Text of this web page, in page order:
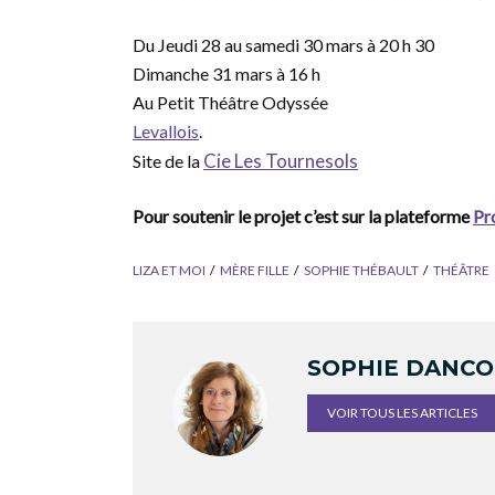
Du Jeudi 28 au samedi 30 mars à 20 h 30
Dimanche 31 mars à 16 h
Au Petit Théâtre Odyssée
Levallois.
Site de la Cie Les Tournesols
Pour soutenir le projet c’est sur la plateforme
LIZA ET MOI MÈRE FILLE SOPHIE THÉBAULT THÉÂTRE
SOPHIE
VOIR TOUS LES ARTICLES